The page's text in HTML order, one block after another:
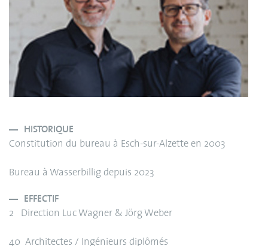
HISTORIQUE
Constitution du bureau à Esch-sur-Alzette en 2003
Bureau à Wasserbillig depuis 2023
EFFECTIF
2 Direction Luc Wagner & Jörg Weber
40 Architectes / Ingénieurs diplômés